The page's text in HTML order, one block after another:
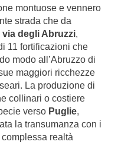
montuose e vennero
strada che da
via degli Abruzzi,
11 fortificazioni che
modo all’Abruzzo di
maggiori ricchezze
La produzione di
collinari o costiere
verso Puglie,
la transumanza con i
realtà